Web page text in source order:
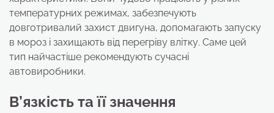
температурних режимах, забезпечують
довготривалий захист двигуна, допомагають запуску
в мороз і захищають від перегріву влітку. Саме цей
тип найчастіше рекомендують сучасні
автовиробники.
В’язкість та її значення